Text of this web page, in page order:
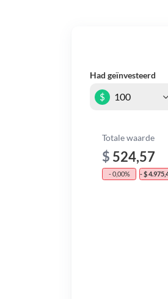
Had geïnvesteerd
$
Totale waarde
$ 524,57
- 0,00% - $